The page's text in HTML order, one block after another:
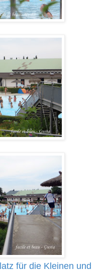
für die Kleinen und